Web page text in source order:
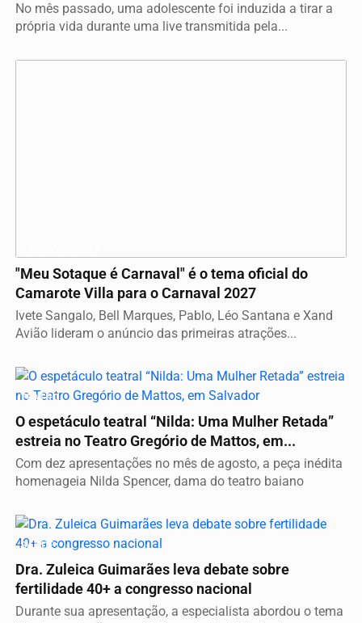
No mês passado, uma adolescente foi induzida a tirar a
própria vida durante uma live transmitida pela...
"Meu Sotaque é Carnaval" é o tema oficial do
Camarote Villa para o Carnaval 2027
Ivete Sangalo, Bell Marques, Pablo, Léo Santana e Xand
Avião lideram o anúncio das primeiras atrações...
TEATRO
O espetáculo teatral “Nilda: Uma Mulher Retada”
estreia no Teatro Gregório de Mattos, em...
Com dez apresentações no mês de agosto, a peça inédita
homenageia Nilda Spencer, dama do teatro baiano
SAÚDE
Dra. Zuleica Guimarães leva debate sobre
fertilidade 40+ a congresso nacional
Durante sua apresentação, a especialista abordou o tema